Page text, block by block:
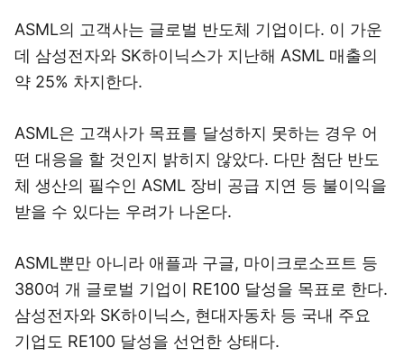
ASML의 고객사는 글로벌 반도체 기업이다. 이 가운
데 삼성전자와 SK하이닉스가 지난해 ASML 매출의
약 25% 차지한다.
ASML은 고객사가 목표를 달성하지 못하는 경우 어
떤 대응을 할 것인지 밝히지 않았다. 다만 첨단 반도
체 생산의 필수인 ASML 장비 공급 지연 등 불이익을
받을 수 있다는 우려가 나온다.
ASML뿐만 아니라 애플과 구글, 마이크로소프트 등
380여 개 글로벌 기업이 RE100 달성을 목표로 한다.
삼성전자와 SK하이닉스, 현대자동차 등 국내 주요
기업도 RE100 달성을 선언한 상태다.